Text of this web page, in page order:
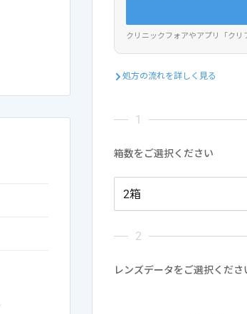
クリニックフォアやアプリ「クリ
処方の流れを詳しく見る
箱数をご選択ください
レンズデータをご選択くださ